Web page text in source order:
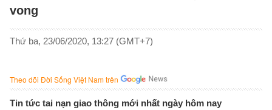
vong
Thứ ba, 23/06/2020, 13:27 (GMT+7)
Theo dõi Đời Sống Việt Nam trên
Tin tức tai nạn giao thông mới nhất ngày hôm nay